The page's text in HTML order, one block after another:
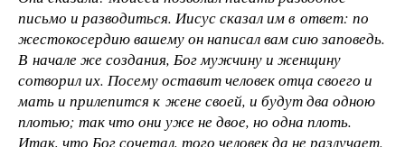
письмо и разводиться. Иисус сказал им в ответ: по
жестокосердию вашему он написал вам сию заповедь.
В начале же создания, Бог мужчину и женщину
сотворил их. Посему оставит человек отца своего и
мать и прилепится к жене своей, и будут два одною
плотью; так что они уже не двое, но одна плоть.
Итак, что Бог сочетал, того человек да не разлучает.